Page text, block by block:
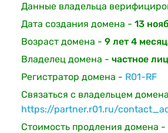
Данные владельца
Дата создания домена - 13
Возраст домена - 9 лет 4
Владелец домена - частное
Регистратор домена - R01-RF
Связаться с владельцем
https://partner.r01.ru/
Стоимость продления домена -